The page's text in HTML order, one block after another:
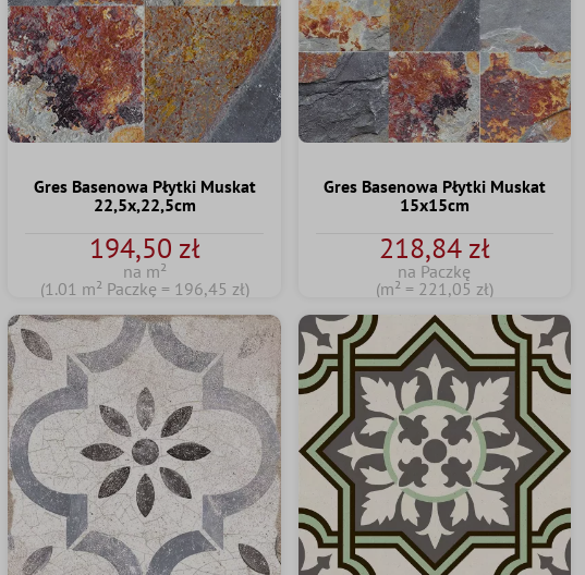
Gres Basenowa Płytki Muskat
22,5x,22,5cm
194,50 zł
na m²
(1.01 m² Paczkę = 196,45 zł)
Gres Basenowa Płytki Muskat
15x15cm
218,84 zł
na Paczkę
(m² = 221,05 zł)